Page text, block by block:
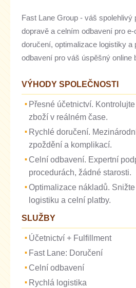
Fast Lane Group - váš spolehlivý
dopravě a celním odbavení pro
doručení, optimalizace logistiky a
odbavení pro váš úspěšný online
VÝHODY SPOLEČNOSTI
Přesné účetnictví.
zboží v reálném čase.
Rychlé doručení.
zpoždění a komplikací.
Celní odbavení. Expertní
procedurách, žádné starosti.
Optimalizace nákladů.
logistiku a celní platby.
SLUŽBY
Účetnictví + Fulfillment
Fast Lane: Doručení
Celní odbavení
Rychlá logistika